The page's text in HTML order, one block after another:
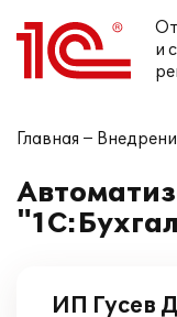
и
Главная
ИП Гусев